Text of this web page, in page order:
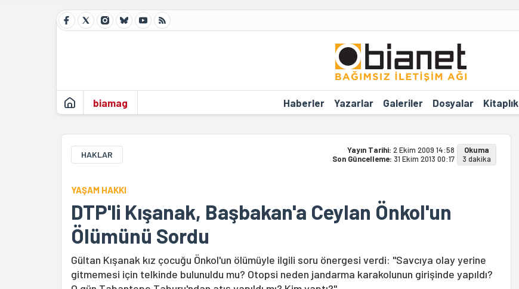
biamag Haberler Yazarlar Galeriler Dosyalar Kitaplık
HAKLAR Yayın Tarihi: 2 Ekim 2009 14:58
Son Güncelleme: 31 Ekim 2013 00:17
Okuma
3 dakika
YAŞAM HAKKI
DTP'li Kışanak, Başbakan'a Ceylan Önkol'un
Ölümünü Sordu
Gültan Kışanak kız çocuğu Önkol'un ölümüyle ilgili soru önergesi verdi: "Savcıya olay yerine
gitmemesi için telkinde bulunuldu mu? Otopsi neden jandarma karakolunun girişinde yapıldı?